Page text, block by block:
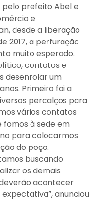
prefeito Abel e
e
desde a liberação
2017, a perfuração
muito esperado.
contatos e
desenrolar um
Primeiro foi a
percalços para
vários contatos
fomos à sede em
para colocarmos
do poço.
buscando
os demais
acontecer
anunciou